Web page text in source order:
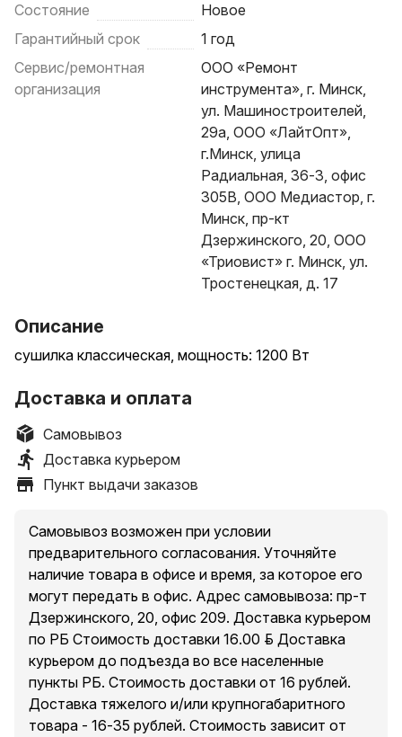
Состояние
Новое
Гарантийный срок
1 год
Сервис/ремонтная
организация
ООО «Ремонт
инструмента», г. Минск,
ул. Машиностроителей,
29а, ООО «ЛайтОпт»,
г.Минск, улица
Радиальная, 36-3, офис
305В, ООО Медиастор, г.
Минск, пр-кт
Дзержинского, 20, ООО
«Триовист» г. Минск, ул.
Тростенецкая, д. 17
Описание
сушилка классическая, мощность: 1200 Вт
Доставка и оплата
Самовывоз
Доставка курьером
Пункт выдачи заказов
Самовывоз возможен при условии
предварительного согласования. Уточняйте
наличие товара в офисе и время, за которое его
могут передать в офис. Адрес самовывоза: пр-т
Дзержинского, 20, офис 209. Доставка курьером
по РБ Стоимость доставки 16.00 руб. Доставка
курьером до подъезда во все населенные
пункты РБ. Стоимость доставки от 16 рублей.
Доставка тяжелого и/или крупногабаритного
товара - 16-35 рублей. Стоимость зависит от